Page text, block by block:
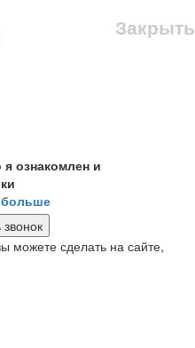
Закрыть
ознакомлен и
больше
звонок
можете сделать на сайте,